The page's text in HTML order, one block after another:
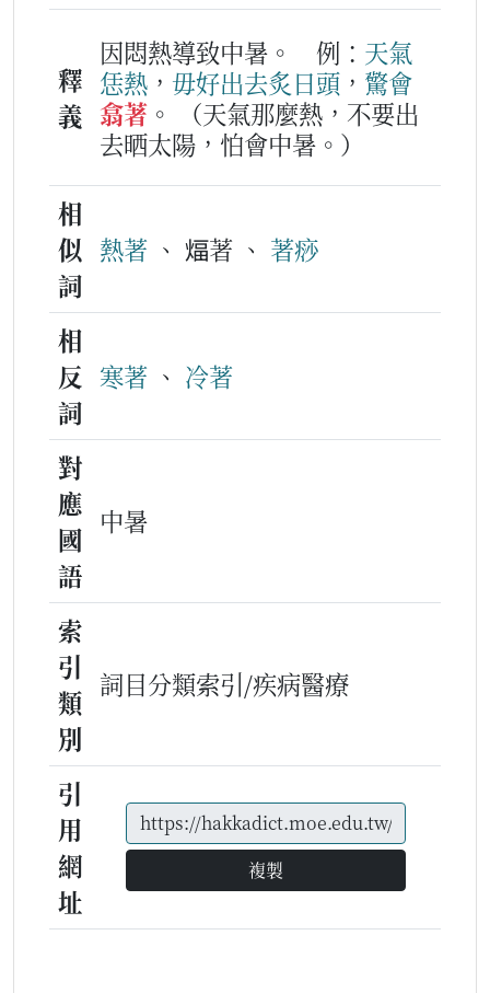
釋
義
因悶熱導致中暑。 例： 天氣
恁熱 ， 毋好出去炙日頭 ， 驚會
翕著 。
（天氣那麼熱，不要出
去晒太陽，怕會中暑。）
相
似
詞
熱著 、 煏著 、 著痧
相
反
詞
寒著 、 冷著
對
應
國
語
中暑
索
引
類
別
詞目分類索引/疾病醫療
引
用
網
址
複製